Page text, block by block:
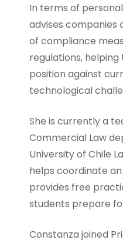
In terms of
advises
of compliance
regulations,
position against
technological
She is currently a
Commercial Law
University of Chile
helps coordinate
provides free
students prepare
Constanza joined